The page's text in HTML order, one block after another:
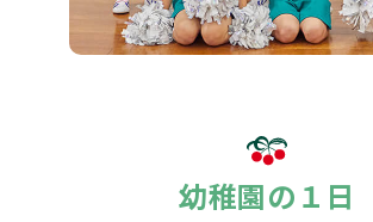
幼稚園の１日